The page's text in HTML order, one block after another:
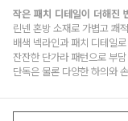
작은 패치 디테일이 더해진
린넨 혼방 소재로 가볍고 쾌
배색 넥라인과 패치 디테일
잔잔한 단가라 패턴으로 부
단독은 물론 다양한 하의와